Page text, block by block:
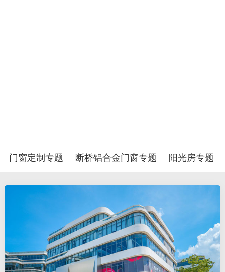
门窗定制专题 断桥铝合金门窗专题 阳光房专题